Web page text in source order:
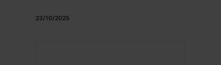
23/10/2025